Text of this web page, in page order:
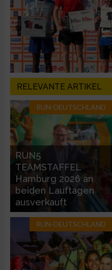
RELEVANTE ARTIKEL
RUN-DEUTSCHLAND
RUN5
TEAMSTAFFEL
Hamburg 2026 an
beiden Lauftagen
ausverkauft
RUN-DEUTSCHLAND
Verwendung von Profilen
Messung der Werbeleistung
Messung der Performance
Analyse von Zielgruppen
verschiedenen Quellen
Entwicklung und
Verwendung reduzierter
IAB-Besonderheiten:
Verwendung genauer
Geräte anhand von aktiv
Nicht-IAB-Verarbeitungszwecke: